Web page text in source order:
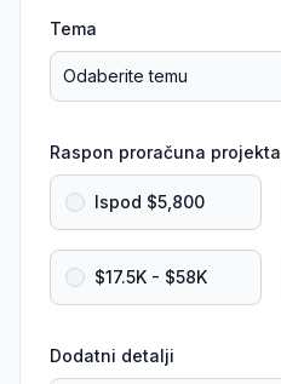
Tema
Raspon proračuna projekta
Ispod $5,800
$17.5K - $58K
Dodatni detalji